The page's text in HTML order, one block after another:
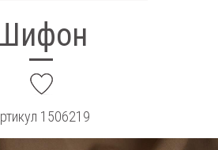
1506219